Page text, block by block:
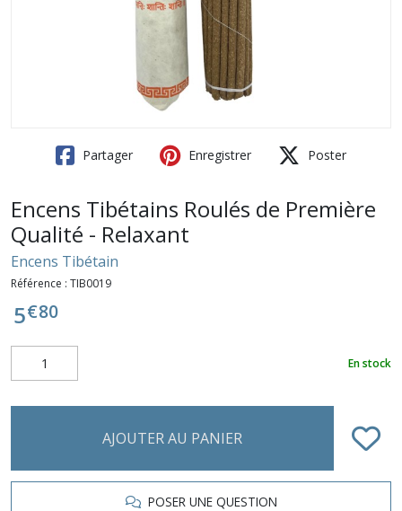
Partager Enregistrer Poster
Encens Tibétains Roulés de Première
Qualité - Relaxant
Encens Tibétain
Référence : TIB0019
5€80
En stock
AJOUTER AU PANIER
POSER UNE QUESTION